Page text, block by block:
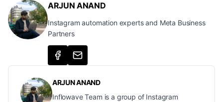
ARJUN ANAND
Instagram automation experts and Meta Business
Partners
ARJUN ANAND
Inflowave Team is a group of Instagram